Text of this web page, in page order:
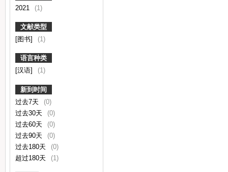
2021
(1)
文献类型
[图书]
(1)
语言种类
[汉语]
(1)
新到时间
过去7天
(0)
过去30天
(0)
过去60天
(0)
过去90天
(0)
过去180天
(0)
超过180天
(1)